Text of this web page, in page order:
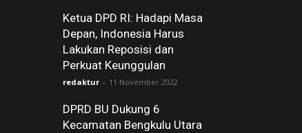
Ketua DPD RI: Hadapi Masa
Depan, Indonesia Harus
Lakukan Reposisi dan
Perkuat Keunggulan
redaktur - 11 November 2022
DPRD BU Dukung 6
Kecamatan Bengkulu Utara